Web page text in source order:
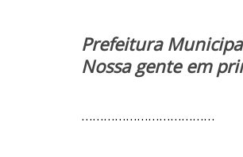
Prefeitura
Nossa gente em
………………………………